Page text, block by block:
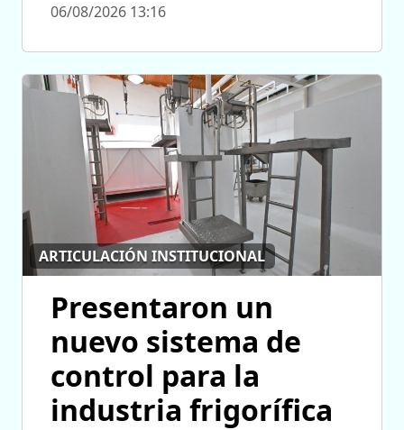
06/08/2026 13:16
ARTICULACIÓN INSTITUCIONAL
Presentaron un
nuevo sistema de
control para la
industria frigorífica